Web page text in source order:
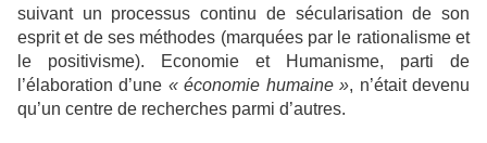
suivant un processus continu de sécularisation de son
esprit et de ses méthodes (marquées par le rationalisme et
le positivisme). Economie et Humanisme, parti de
l’élaboration d’une « économie humaine », n’était devenu
qu’un centre de recherches parmi d’autres.